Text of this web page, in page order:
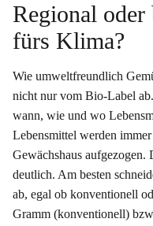
Regional oder
fürs Klima?
Wie umweltfreundlich
nicht nur vom Bio-Label
wann, wie und wo
Lebensmittel werden
Gewächshaus
deutlich. Am besten
ab, egal ob konventionell
Gramm (konventionell)